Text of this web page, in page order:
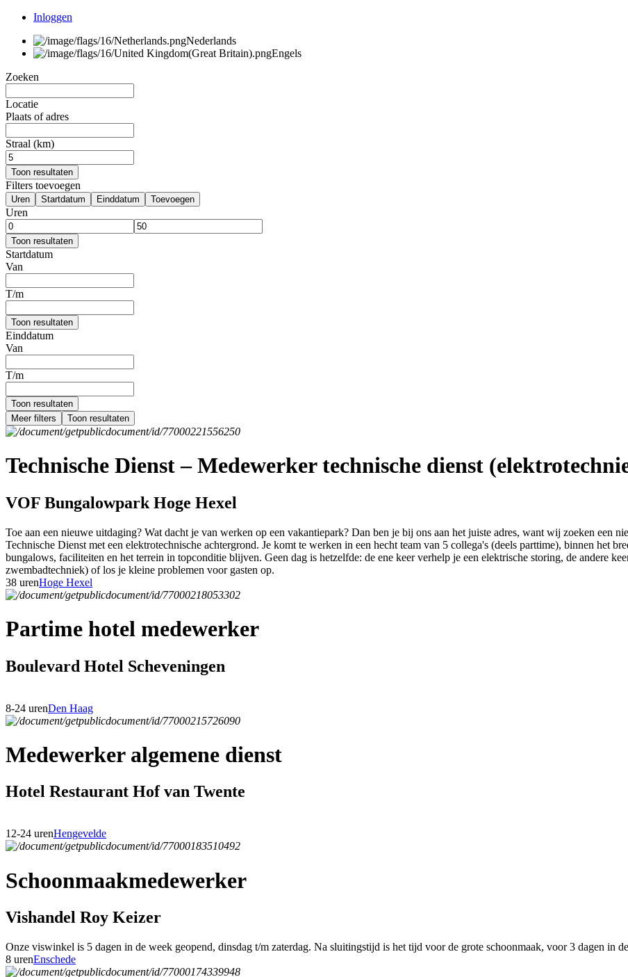
Inloggen
Nederlands
Engels
Zoeken
Locatie
Plaats of adres
Straal (km)
Toon resultaten
Filters toevoegen
Uren Startdatum Einddatum Toevoegen
Uren
Toon resultaten
Startdatum
Van
T/m
Toon resultaten
Einddatum
Van
T/m
Toon resultaten
Meer filters
Toon resultaten
Technische Dienst – Medewerker technische dienst
VOF Bungalowpark Hoge Hexel
Toe aan een nieuwe uitdaging? Wat dacht je van werken op een vakantiepark? Dan ben je bij ons aan het juiste adres, want wij zoeken een
Technische Dienst met een elektrotechnische achtergrond. Je komt te werken in een hecht team van 5 collega's (deels parttime), binnen het
bungalows, faciliteiten en het terrein in topconditie blijven. Geen dag is hetzelfde: de ene keer verhelp je een elektrische storing, de andere
zwembadtechniek) of los je kleine problemen voor gasten op.
38 urenHoge Hexel
Partime hotel medewerker
Boulevard Hotel Scheveningen
8-24 urenDen Haag
Medewerker algemene dienst
Hotel Restaurant Hof van Twente
12-24 urenHengevelde
Schoonmaakmedewerker
Vishandel Roy Keizer
Onze viswinkel is 5 dagen in de week geopend, dinsdag t/m zaterdag. Na sluitingstijd is het tijd voor de grote schoonmaak, voor 3 dagen in
8 urenEnschede